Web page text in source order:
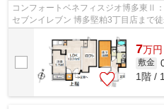
コンフォートベネフィスジオ博多東Ⅱ
セブンイレブン 博多堅粕3丁目店まで
7万円
敷金
1階 /